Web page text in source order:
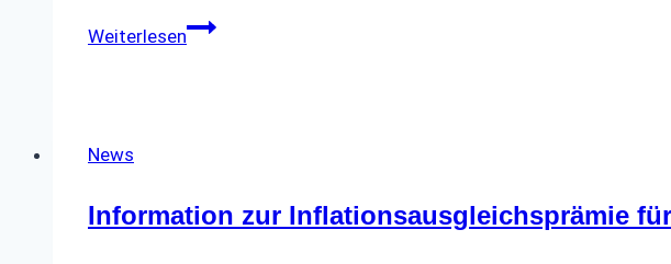
WeiterlesenRadio-
News
Information zur Inflationsausgleichsprämie